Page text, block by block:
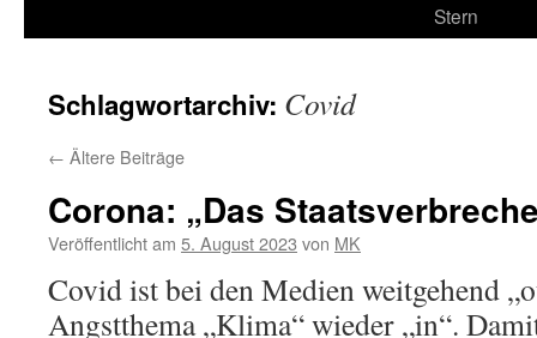
Stern
Schlagwortarchiv: Covid
← Ältere Beiträge
Corona: „Das
Veröffentlicht am 5. August 2023 von MK
Covid ist bei den Medien weitgehend
Angstthema „Klima“ wieder „in“.